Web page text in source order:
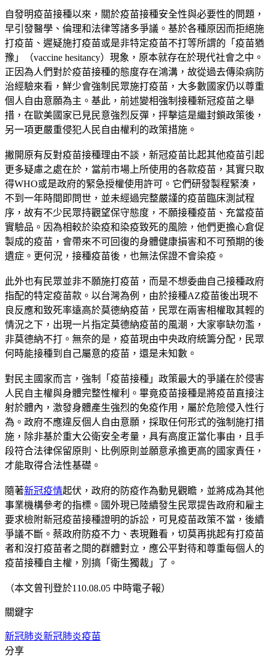
自發明疫苗接種以來，關於疫苗接種安全性與必要性的問題，
早引發醫學、倫理和法律等諸多爭議。基於各種原因而拒絕施
打疫苗、遲疑施打疫苗或是非特定疫苗不打等所謂的「疫苗猶
豫」（vaccine hesitancy）現象，原本就存在於現代社會之中。
正因為人們對於疫苗接種的態度存在鴻溝，故從過去傳染病防
治經驗來看，鮮少會強制民眾施打疫苗，大多數國家仍以尊重
個人自由意願為主。基此，前述變相強制接種新冠疫苗之舉
措，在歐美國家已見民意強烈反彈，抨擊這是繼封鎖政策後，
另一項更嚴重侵犯人民自由權利的政策措施。
撇開原有反對疫苗接種理由不談，新冠疫苗比起其他疫苗引起
更多疑慮之處在於，當前市場上所使用的各款疫苗，其實只取
得WHO或是政府的緊急授權使用許可。它們研發製程緊湊，
不到一年時間即問世，並未經過完整嚴謹的疫苗臨床測試程
序，故有不少民眾持觀望保守態度，不願接種疫苗、充當疫苗
實驗品。因為相較於染疫和染疫致死的風險，他們更擔心倉促
製成的疫苗，會帶來不可回復的身體健康損害和不可預期的後
遺症。更何況，接種疫苗後，也無法保證不會染疫。
此外也有民眾並非不願施打疫苗，而是不想委曲自己接種政府
指配的特定疫苗款。以台灣為例，由於接種AZ疫苗後出現不
良反應和致死率遠高於莫德納疫苗，民眾在兩害相權取其輕的
情況之下，出現一片指定莫德納疫苗的風潮，大家寧缺勿濫，
非莫德納不打。無奈的是，疫苗現由中央政府統籌分配，民眾
何時能接種到自己屬意的疫苗，還是未知數。
對民主國家而言，強制「疫苗接種」政策最大的爭議在於侵害
人民自主權與身體完整性權利。畢竟疫苗接種是將疫苗直接注
射於體內，激發身體產生強烈的免疫作用，屬於危險侵入性行
為。政府不應違反個人自由意願，採取任何形式的強制施打措
施，除非基於重大公衛安全考量，具有高度正當化事由，且手
段符合法律保留原則、比例原則並願意承擔更高的國家責任，
才能取得合法性基礎。
隨著新冠疫情起伏，政府的防疫作為動見觀瞻，並將成為其他
事業機構參考的指標。國外現已陸續發生民眾提告政府和雇主
要求檢附新冠疫苗接種證明的訴訟，可見疫苗政策不當，後續
爭議不斷。蔡政府防疫不力、表現難看，切莫再挑起有打疫苗
者和沒打疫苗者之間的群體對立，應公平對待和尊重每個人的
疫苗接種自主權，別搞「衛生獨裁」了。
（本文曾刊登於110.08.05 中時電子報）
關鍵字
新冠肺炎新冠肺炎疫苗
分享